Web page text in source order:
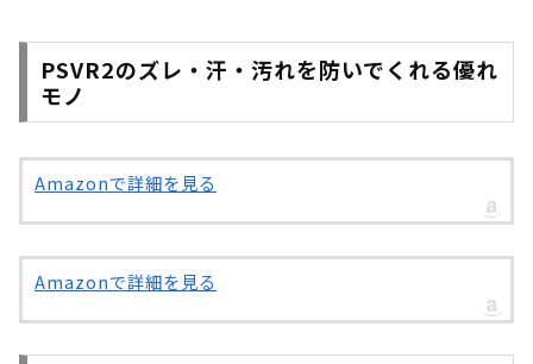
PSVR2のズレ・汗・汚れを防いでくれる優れ
モノ
Amazonで詳細を見る
Amazonで詳細を見る